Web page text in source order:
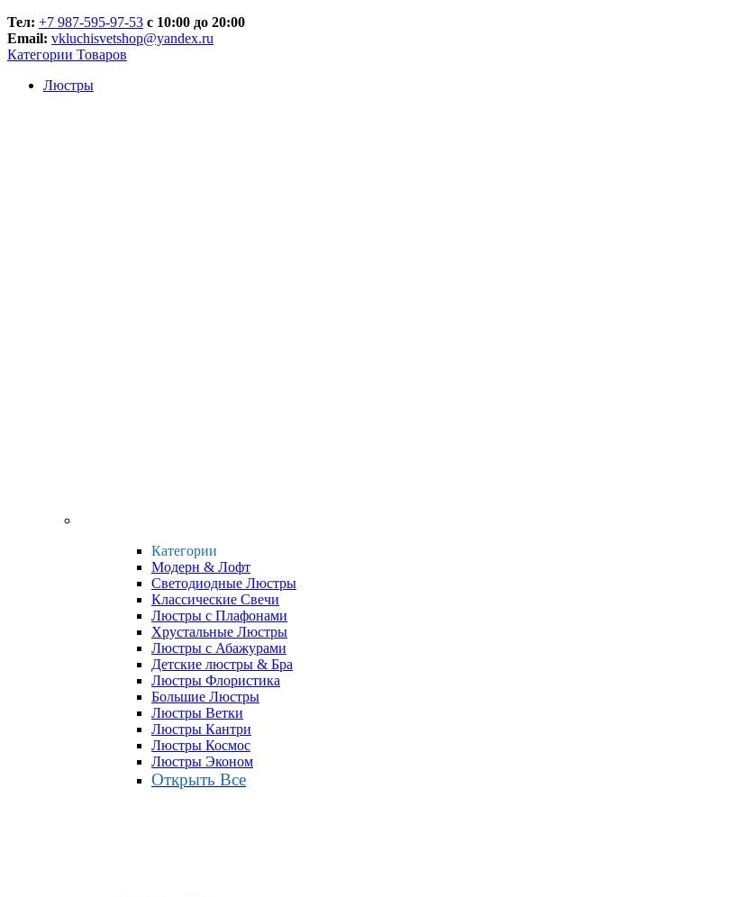
Тел: +7 987-595-97-53 с 10:00 до 20:00
Email: vkluchisvetshop@yandex.ru
Категории Товаров
Люстры
Категории
Модерн & Лофт
Светодиодные Люстры
Классические Свечи
Люстры с Плафонами
Хрустальные Люстры
Люстры с Абажурами
Детские люстры & Бра
Люстры Флористика
Большие Люстры
Люстры Ветки
Люстры Кантри
Люстры Космос
Люстры Эконом
Открыть Все